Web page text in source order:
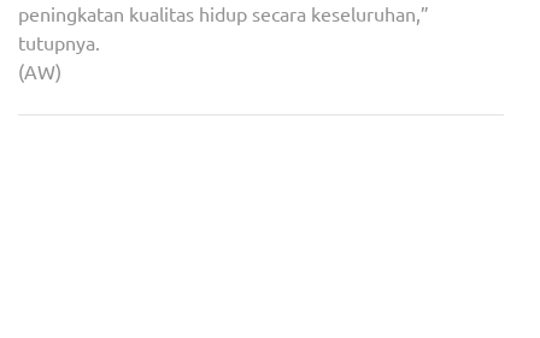
peningkatan kualitas hidup secara keseluruhan,”
tutupnya.
(AW)